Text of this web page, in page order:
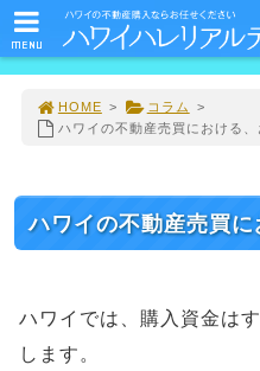
HOME > コラム
>
ハワイの不動産売買における
ハワイの不動産売買
ハワイでは、購入資金は
します。
MENU